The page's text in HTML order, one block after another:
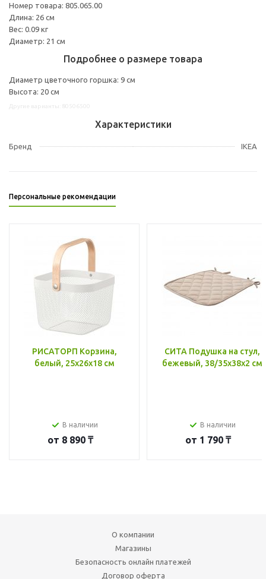
Номер товара: 805.065.00
Длина: 26 см
Вес: 0.09 кг
Диаметр: 21 см
Подробнее о размере товара
Диаметр цветочного горшка: 9 см
Высота: 20 см
Характеристики
Бренд IKEA
Персональные рекомендации
РИСАТОРП Корзина,
белый, 25x26x18 см
В наличии
от 8 890 ₸
СИТА Подушка на стул,
бежевый, 38/35x38x2 см
В наличии
от 1 790 ₸
О компании
Магазины
Безопасность онлайн платежей
Договор оферта